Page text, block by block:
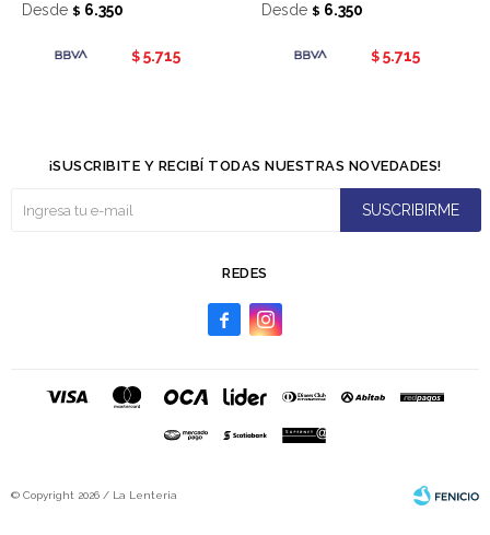
Desde $ 6.350
$ 5.715
Desde $ 6.350
$ 5.715
REDES
 
¡SUSCRIBITE Y RECIBÍ TODAS NUESTRAS NOVEDADES!
SUSCRIBIRME
© Copyright 2026 / La Lenteria